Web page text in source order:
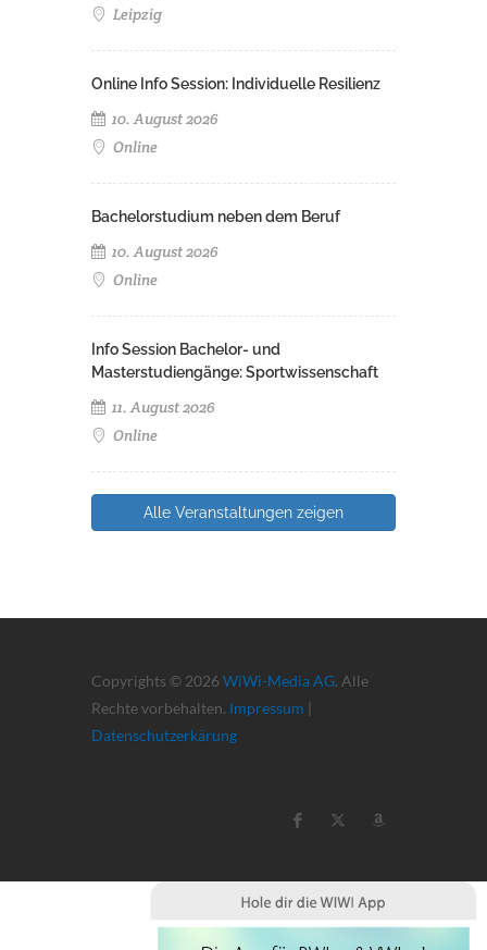
Leipzig
Online Info Session: Individuelle Resilienz
10. August 2026
Online
Bachelorstudium neben dem Beruf
10. August 2026
Online
Info Session Bachelor- und
Masterstudiengänge: Sportwissenschaft
11. August 2026
Online
Alle Veranstaltungen zeigen
Copyrights © 2026 WiWi-Media AG. Alle
Rechte vorbehalten. Impressum |
Datenschutzerkärung